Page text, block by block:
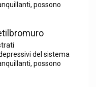
possono
del sistema
possono